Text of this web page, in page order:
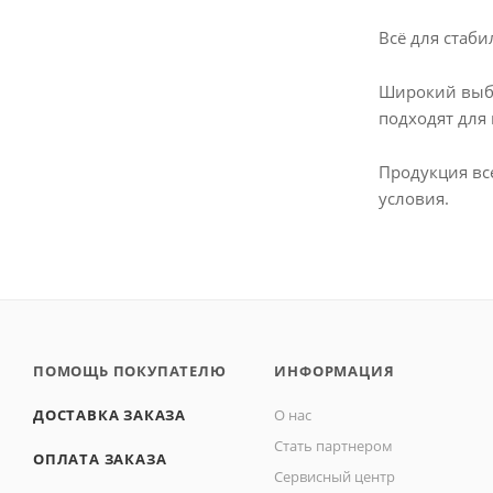
Всё для
Широкий
подходят
Продукция
условия.
ПОМОЩЬ ПОКУПАТЕЛЮ
ДОСТАВКА ЗАКАЗА
ОПЛАТА ЗАКАЗА
ИНФОРМАЦИЯ
О нас
Стать партнером
Сервисный центр